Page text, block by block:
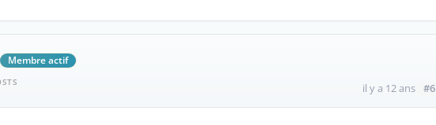
Membre actif
il y a 12 ans #6